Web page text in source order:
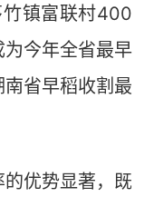
镇富联村400
今年全省最早
省早稻收割最
优势显著，既